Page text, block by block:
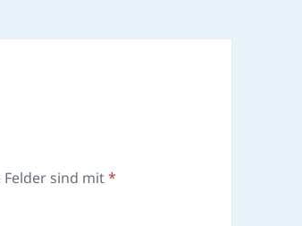
Felder sind mit*